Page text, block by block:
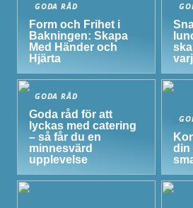
GODA RÅD
Form och Frihet i
Bakningen: Skapa
Med Händer och
Hjärta
GODA RÅD
Goda råd för att
lyckas med catering
– så får du en
minnesvärd
upplevelse
din